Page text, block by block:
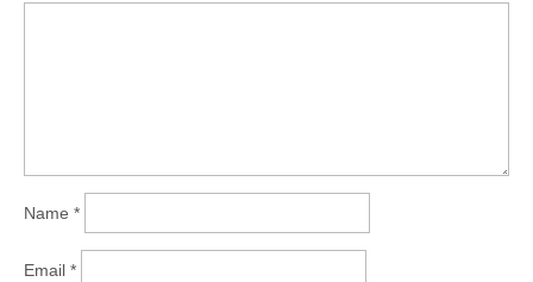
Name *
Email *